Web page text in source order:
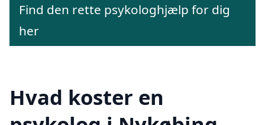
Find den rette psykologhjælp for dig
her
Hvad koster en